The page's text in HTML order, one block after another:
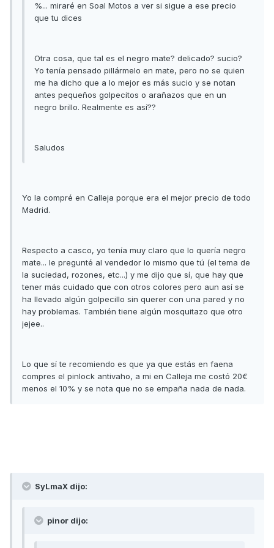
%... miraré en Soal Motos a ver si sigue a ese precio
que tu dices
Otra cosa, que tal es el negro mate? delicado? sucio?
Yo tenía pensado pillármelo en mate, pero no se quien
me ha dicho que a lo mejor es más sucio y se notan
antes pequeños golpecitos o arañazos que en un
negro brillo. Realmente es así??
Saludos
Yo la compré en Calleja porque era el mejor precio de todo
Madrid.
Respecto a casco, yo tenía muy claro que lo quería negro
mate... le pregunté al vendedor lo mismo que tú (el tema de
la suciedad, rozones, etc...) y me dijo que sí, que hay que
tener más cuidado que con otros colores pero aun así se
ha llevado algún golpecillo sin querer con una pared y no
hay problemas. También tiene algún mosquitazo que otro
jejee..
Lo que sí te recomiendo es que ya que estás en faena
compres el pinlock antivaho, a mi en Calleja me costó 20€
menos el 10% y se nota que no se empaña nada de nada.
SyLmaX dijo:
pinor dijo: